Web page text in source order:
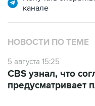
канале
НОВОСТИ ПО ТЕМЕ
5 августа 15:25
CBS узнал, что
предусматривает